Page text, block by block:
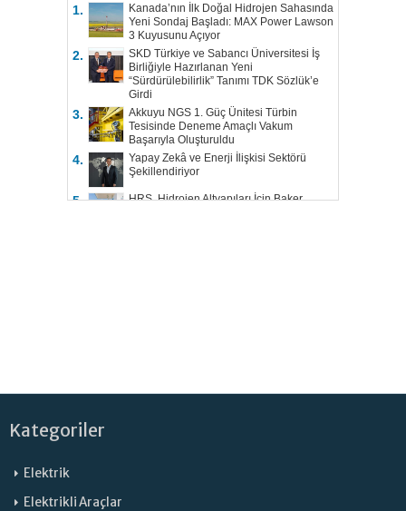
1.
Kanada’nın İlk Doğal Hidrojen Sahasında
Yeni Sondaj Başladı: MAX Power Lawson
3 Kuyusunu Açıyor
2.
SKD Türkiye ve Sabancı Üniversitesi İş
Birliğiyle Hazırlanan Yeni
“Sürdürülebilirlik” Tanımı TDK Sözlük’e
Girdi
3.
Akkuyu NGS 1. Güç Ünitesi Türbin
Tesisinde Deneme Amaçlı Vakum
Başarıyla Oluşturuldu
4.
Yapay Zekâ ve Enerji İlişkisi Sektörü
Şekillendiriyor
5.
HRS, Hidrojen Altyapıları İçin Baker
Kategoriler
Elektrik
Elektrikli Araçlar